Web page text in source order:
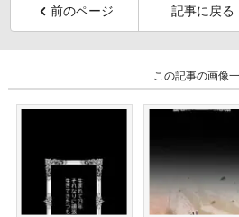
前のページ 記事に戻る
この記事の画像